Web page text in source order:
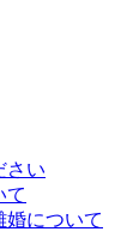
さい
て
婚について